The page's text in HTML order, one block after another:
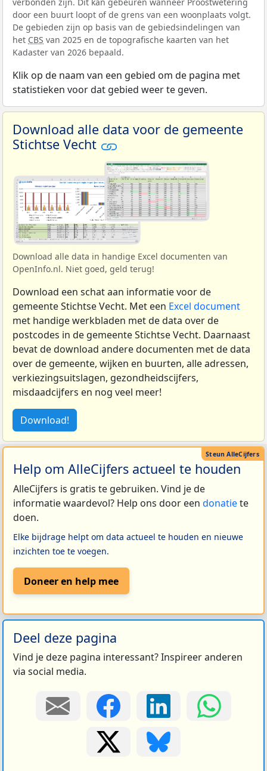
door een buurt loopt of de grens van een woonplaats volgt.
De gebieden zijn op basis van de gebiedsindelingen van
het CBS van 2025 en de topografische kaarten van het
Kadaster van 2026 bepaald.
Klik op de naam van een gebied om de pagina met
statistieken voor dat gebied weer te geven.
Download alle data voor de gemeente
Stichtse Vecht
Download alle data in handige Excel documenten van
OpenInfo.nl. Niet goed, geld terug!
Download een schat aan informatie voor de
gemeente Stichtse Vecht. Met een Excel document
met handige werkbladen met de data over de
postcodes in de gemeente Stichtse Vecht. Daarnaast
bevat de download andere documenten met de data
over de gemeente, wijken en buurten, alle adressen,
verkiezingsuitslagen, gezondheidscijfers,
misdaadcijfers en nog veel meer!
Download!
Help om AlleCijfers actueel te houden
AlleCijfers is gratis te gebruiken. Vind je de
informatie waardevol? Help ons door een donatiete
doen.
Elke bijdrage helpt om data actueel te houden en nieuwe
inzichten toe te voegen.
Doneer en help mee
Deel deze pagina
Vind je deze pagina interessant? Inspireer anderen
via social media.